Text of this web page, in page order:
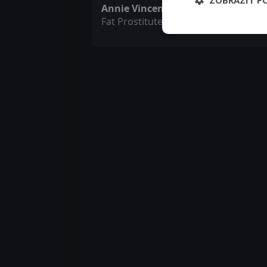
Annie Vincent
Fat Prostitute